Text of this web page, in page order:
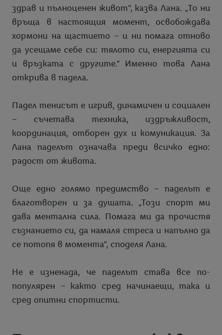
здрав и пълноценен живот“, казва Лана. „То ни
връща в настоящия момент, освобождава
хормони на щастието – и ни помага отново
да усещаме себе си: тялото си, енергията си
и връзката с другите.“ Именно това Лана
открива в падела.
Падел тенисът е игрив, динамичен и социален
– съчетава техника, издръжливост,
координация, отборен дух и комуникация. За
Лана паделът означава преди всичко едно:
радост от живота.
Още едно голямо предимство – паделът е
благотворен и за душата. „Този спорт ми
дава ментална сила. Помага ми да прочистя
съзнанието си, да намаля стреса и напълно да
се потопя в момента“, споделя Лана.
Не е изненада, че паделът става все по-
популярен – както сред начинаещи, така и
сред опитни спортисти.